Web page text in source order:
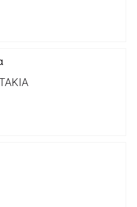
lablanca.gr
Παραγγελιών: